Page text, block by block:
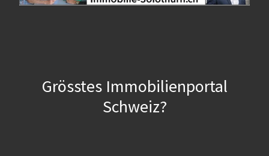
Grösstes Immobilienportal
Schweiz?